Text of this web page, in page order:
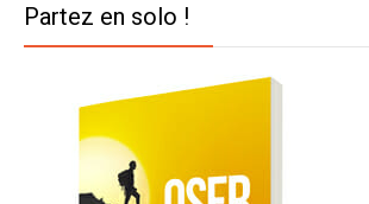
Partez en solo !